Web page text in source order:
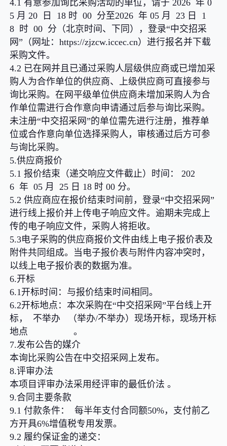
4.1 有意参加询比采购活动的单位，请于 2026 年 0
5 月 20 日 18 时 00 分至2026 年 05 月 23 日 1
8 时 00 分（北京时间、下同），登录“中交招采
网”（网址：https://zjzcw.iccec.cn）进行报名并下载
采购文件。
4.2 已在网并且已通过采购人层级供应商或已增加采
购人为合作单位的供应商、上级供应商可直接参与
询比采购。在网平级单位供应商未增加采购人为合
作单位需进行合作意向申请通过后参与询比采购。
未注册“中交招采网”的单位需先进行注册，推荐单
位或合作意向单位选择采购人，审核通过后方可参
与询比采购。
5.供应商报价
5.1 报价结束（递交响应文件截止）时间： 202
6 年 05 月 25 日 18 时 00 分。
5.2 供应商应在报价结束时间前，登录“中交招采网”
进行线上报价并上传电子响应文件。逾期未完成上
传的电子响应文件，采购人将拒收。
5.3电子采购的供应商报价文件由线上电子报价表及
附件共同组成。当电子报价表与附件内容冲突时，
以线上电子报价表的数据为准。
6.开标
6.1开标时间：与报价结束时间相同。
6.2开标地点：本次采购在“中交招采网”平台线上开
标， 不举办 （举办/不举办）现场开标，现场开标
地点 。
7.发布公告的媒介
本询比采购公告在中交招采网上发布。
8.评审办法
本项目评审办法采用经评审的最低价法 。
9.合同主要条款
9.1 付款条件： 每半年支付合同额50%，支付前乙
方开具6%增值税专用发票。
9.2 履约保证金的递交：